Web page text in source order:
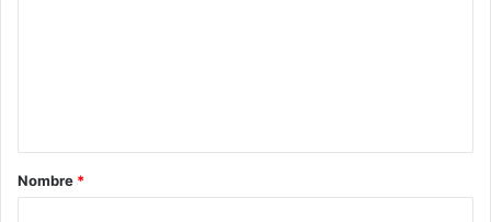
r
Nombre *